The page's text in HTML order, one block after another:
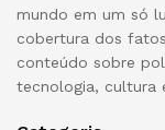
mundo em um só
cobertura dos
conteúdo sobre
tecnologia, cultura